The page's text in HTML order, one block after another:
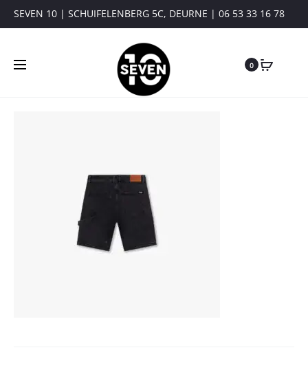
SEVEN 10 | SCHUIFELENBERG 5C, DEURNE | 06 53 33 16 78
0